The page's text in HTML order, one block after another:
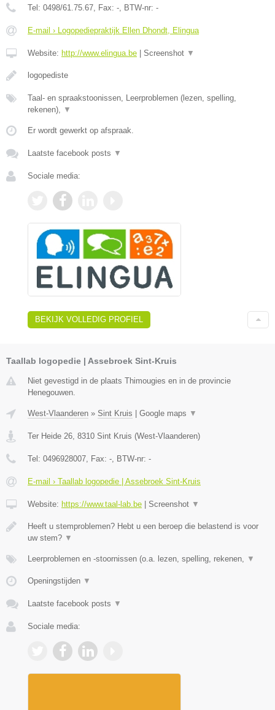
Tel: 0498/61.75.67, Fax: -, BTW-nr: -
E-mail › Logopediepraktijk Ellen Dhondt, Elingua
Website: http://www.elingua.be Screenshot ▼
logopediste
Taal- en spraakstoonissen, Leerproblemen (lezen, spelling,
rekenen), ▼
Er wordt gewerkt op afspraak.
Laatste facebook posts ▼
Sociale media:
BEKIJK VOLLEDIG PROFIEL
Taallab logopedie | Assebroek Sint-Kruis
Niet gevestigd in de plaats Thimougies en in de provincie
Henegouwen.
West-Vlaanderen » Sint Kruis Google maps ▼
Ter Heide 26, 8310 Sint Kruis (West-Vlaanderen)
Tel: 0496928007, Fax: -, BTW-nr: -
E-mail › Taallab logopedie | Assebroek Sint-Kruis
Website: https://www.taal-lab.be Screenshot ▼
Heeft u stemproblemen? Hebt u een beroep die belastend is voor
uw stem? ▼
Leerproblemen en -stoornissen (o.a. lezen, spelling, rekenen, ▼
Openingstijden ▼
Laatste facebook posts ▼
Sociale media: